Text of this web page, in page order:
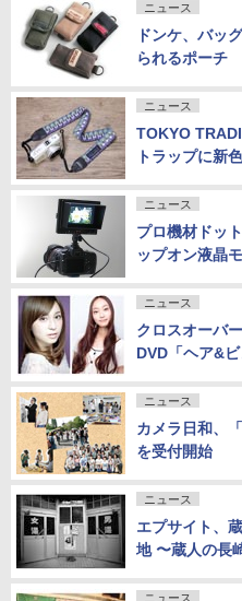
ニュース
ドンケ、バッ
られるポーチ
ニュース
TOKYO
トラップに新色
ニュース
プロ機材ドッ
ップオン液晶
ニュース
クロスオーバ
DVD「ヘア&
ニュース
カメラ日和、
を受付開始
ニュース
エプサイト、
地 〜蔵人の長
ニュース